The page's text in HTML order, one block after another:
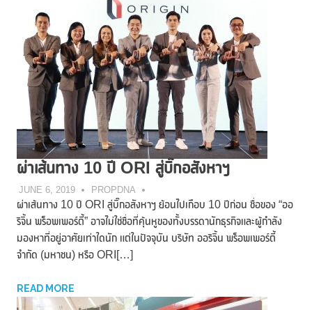
ผ่าเส้นทาง 10 ปี ORI สู่บิ๊กอสังหาฯ
JUNE 6, 2019 PROPDNA
ผ่าเส้นทาง 10 ปี ORI สู่บิ๊กอสังหาฯ ย้อนไปเกือบ 10 ปีก่อน ชื่อของ “ออ
ริจิ้น พร็อพเพอร์ตี้” อาจไม่ใช่ชื่อที่คุ้นหูของทั้งบรรดานักธุรกิจและผู้กำลัง
มองหาที่อยู่อาศัยเท่าใดนัก แต่ในปัจจุบัน บริษัท ออริจิ้น พร็อพเพอร์ตี้
จำกัด (มหาชน) หรือ ORI[…]
READ MORE